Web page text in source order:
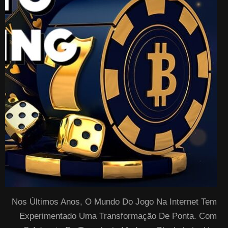
Nos Últimos Anos, O Mundo Do Jogo Na Internet Tem
Experimentado Uma Transformação De Ponta. Com